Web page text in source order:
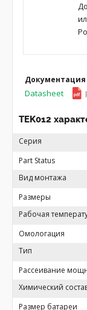
Документация
Datasheet
TEK012
Серия
Part Status
Вид монтажа
Размеры
Рабочая
Омологация
Тип
Рассеивание
Химический
Размер батареи